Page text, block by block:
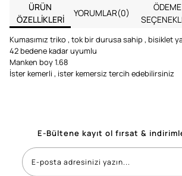
ÜRÜN
ÖZELLIKLERI
YORUMLAR(0)
ÖDEME
Kumasımız triko , tok bir durusa sahip , bisiklet
42 bedene kadar uyumlu
Manken boy 1.68
İster kemerli , ister kemersiz tercih edebilirsiniz
E-Bültene kayıt ol fırsat &